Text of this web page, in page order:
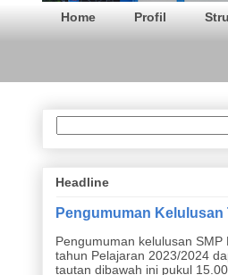
Home Profil
Headline
Pengumuman Kelulusan
Pengumuman kelulusan SMP
tahun Pelajaran 2023/2024
tautan dibawah ini pukul